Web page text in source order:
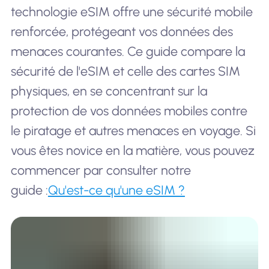
technologie eSIM offre une sécurité mobile
renforcée, protégeant vos données des
menaces courantes. Ce guide compare la
sécurité de l'eSIM et celle des cartes SIM
physiques, en se concentrant sur la
protection de vos données mobiles contre
le piratage et autres menaces en voyage. Si
vous êtes novice en la matière, vous pouvez
commencer par consulter notre
guide :Qu'est-ce qu'une eSIM ?